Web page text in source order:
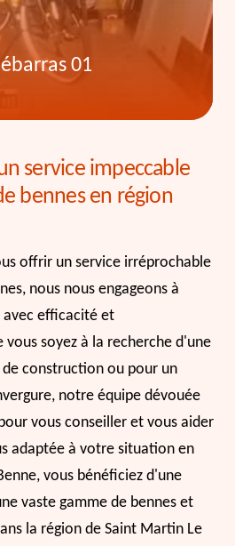
01
service impeccable
bennes en région
offrir un service irréprochable
nous nous engageons à
avec efficacité et
soyez à la recherche d'une
construction ou pour un
notre équipe dévouée
vous conseiller et vous aider
adaptée à votre situation en
vous bénéficiez d'une
vaste gamme de bennes et
la région de Saint Martin Le